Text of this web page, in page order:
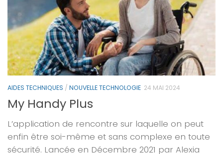
AIDES TECHNIQUES / NOUVELLE TECHNOLOGIE 24 MAI 2024
My Handy Plus
L’application de rencontre sur laquelle on peut
enfin être soi-même et sans complexe en toute
sécurité. Lancée en Décembre 2021 par Alexia